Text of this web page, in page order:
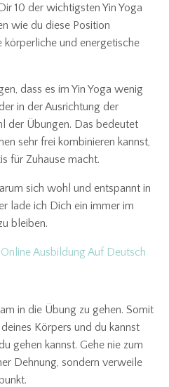
10 der wichtigsten Yin Yoga
wie du diese Position
körperliche und energetische
dass es im Yin Yoga wenig
in der Ausrichtung der
der Übungen. Das bedeutet
sehr frei kombinieren kannst,
für Zuhause macht.
sich wohl und entspannt in
lade ich Dich ein immer im
bleiben.
Ausbildung Auf Deutsch
in die Übung zu gehen. Somit
Körpers und du kannst
gehen kannst. Gehe nie zum
Dehnung, sondern verweile